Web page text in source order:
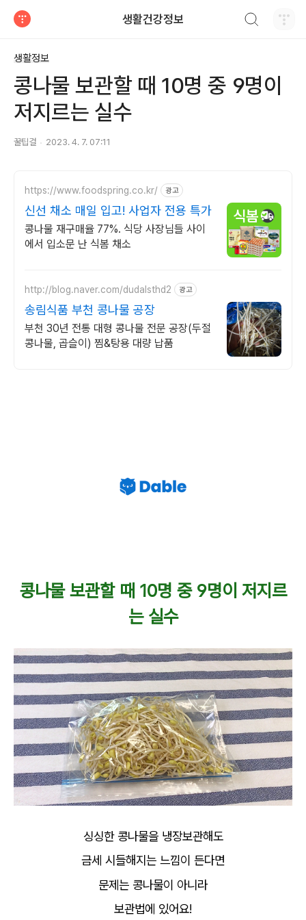
생활건강정보
생활정보
콩나물 보관할 때 10명 중 9명이
저지르는 실수
꿀팁걸 2023. 4. 7. 07:11
https://www.foodspring.co.kr/ 광고
신선 채소 매일 입고! 사업자 전용 특가
콩나물 재구매율 77%. 식당 사장님들 사이
에서 입소문 난 식봄 채소
http://blog.naver.com/dudalsthd2 광고
송림식품 부천 콩나물 공장
부천 30년 전통 대형 콩나물 전문 공장(두절
콩나물, 곱슬이) 찜&탕용 대량 납품
콩나물 보관할 때 10명 중 9명이 저지르
는 실수
싱싱한 콩나물을 냉장보관해도
금세 시들해지는 느낌이 든다면
문제는 콩나물이 아니라
보관법에 있어요!